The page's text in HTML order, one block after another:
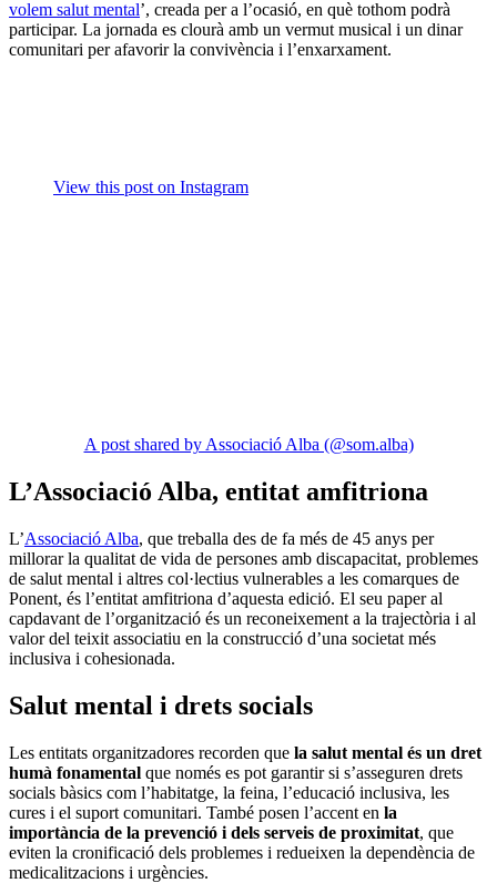
volem salut mental’, creada per a l’ocasió, en què tothom podrà
participar. La jornada es clourà amb un vermut musical i un dinar
comunitari per afavorir la convivència i l’enxarxament.
View this post on Instagram
A post shared by Associació Alba (@som.alba)
L’Associació Alba, entitat amfitriona
L’Associació Alba, que treballa des de fa més de 45 anys per
millorar la qualitat de vida de persones amb discapacitat, problemes
de salut mental i altres col·lectius vulnerables a les comarques de
Ponent, és l’entitat amfitriona d’aquesta edició. El seu paper al
capdavant de l’organització és un reconeixement a la trajectòria i al
valor del teixit associatiu en la construcció d’una societat més
inclusiva i cohesionada.
Salut mental i drets socials
Les entitats organitzadores recorden que la salut mental és un dret
humà fonamental que només es pot garantir si s’asseguren drets
socials bàsics com l’habitatge, la feina, l’educació inclusiva, les
cures i el suport comunitari. També posen l’accent en la
importància de la prevenció i dels serveis de proximitat, que
eviten la cronificació dels problemes i redueixen la dependència de
medicalitzacions i urgències.